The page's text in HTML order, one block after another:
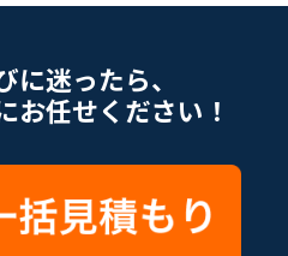
に迷ったら、
お任せください！